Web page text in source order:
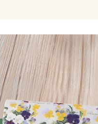
メンズ下着
ジュニア・ティーンズ下着
メンズ下着